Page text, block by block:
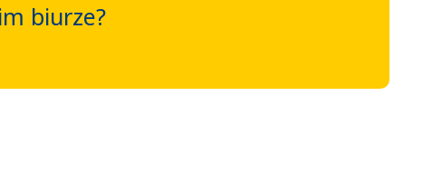
biurze?